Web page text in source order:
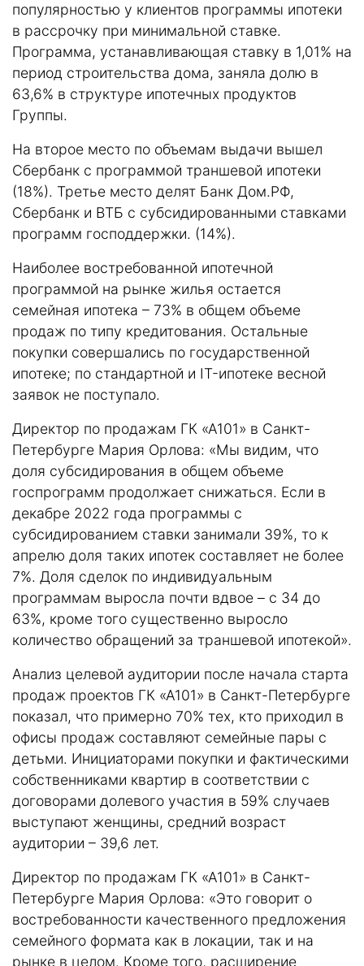
популярностью у клиентов программы ипотеки
в рассрочку при минимальной ставке.
Программа, устанавливающая ставку в 1,01% на
период строительства дома, заняла долю в
63,6% в структуре ипотечных продуктов
Группы.
На второе место по объемам выдачи вышел
Сбербанк с программой траншевой ипотеки
(18%). Третье место делят Банк Дом.РФ,
Сбербанк и ВТБ с субсидированными ставками
программ господдержки. (14%).
Наиболее востребованной ипотечной
программой на рынке жилья остается
семейная ипотека – 73% в общем объеме
продаж по типу кредитования. Остальные
покупки совершались по государственной
ипотеке; по стандартной и IT-ипотеке весной
заявок не поступало.
Директор по продажам ГК «А101» в Санкт-
Петербурге Мария Орлова: «Мы видим, что
доля субсидирования в общем объеме
госпрограмм продолжает снижаться. Если в
декабре 2022 года программы с
субсидированием ставки занимали 39%, то к
апрелю доля таких ипотек составляет не более
7%. Доля сделок по индивидуальным
программам выросла почти вдвое – с 34 до
63%, кроме того существенно выросло
количество обращений за траншевой ипотекой».
Анализ целевой аудитории после начала старта
продаж проектов ГК «А101» в Санкт-Петербурге
показал, что примерно 70% тех, кто приходил в
офисы продаж составляют семейные пары с
детьми. Инициаторами покупки и фактическими
собственниками квартир в соответствии с
договорами долевого участия в 59% случаев
выступают женщины, средний возраст
аудитории – 39,6 лет.
Директор по продажам ГК «А101» в Санкт-
Петербурге Мария Орлова: «Это говорит о
востребованности качественного предложения
семейного формата как в локации, так и на
рынке в целом. Кроме того, расширение